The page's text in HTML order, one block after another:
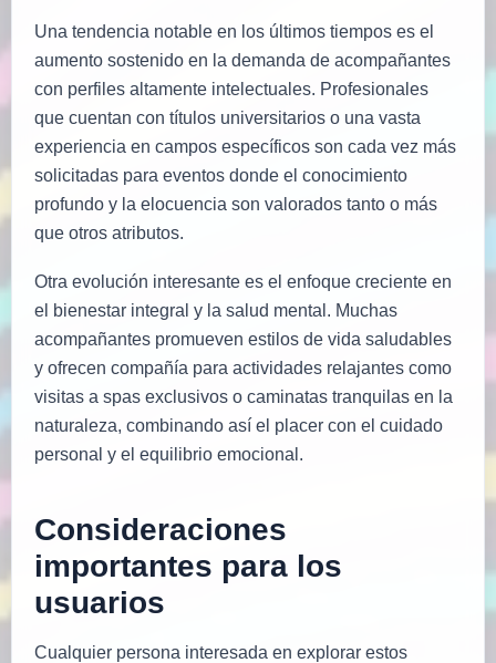
Una tendencia notable en los últimos tiempos es el
aumento sostenido en la demanda de acompañantes
con perfiles altamente intelectuales. Profesionales
que cuentan con títulos universitarios o una vasta
experiencia en campos específicos son cada vez más
solicitadas para eventos donde el conocimiento
profundo y la elocuencia son valorados tanto o más
que otros atributos.
Otra evolución interesante es el enfoque creciente en
el bienestar integral y la salud mental. Muchas
acompañantes promueven estilos de vida saludables
y ofrecen compañía para actividades relajantes como
visitas a spas exclusivos o caminatas tranquilas en la
naturaleza, combinando así el placer con el cuidado
personal y el equilibrio emocional.
Consideraciones
importantes para los
usuarios
Cualquier persona interesada en explorar estos